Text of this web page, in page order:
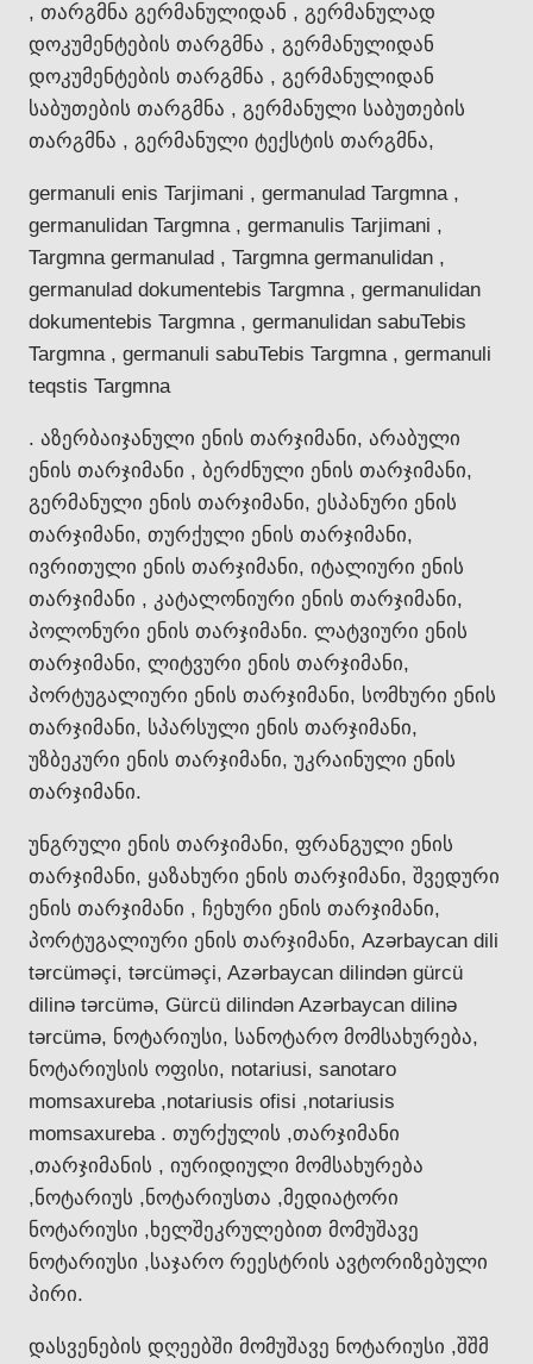
, თარგმნა გერმანულიდან , გერმანულად
დოკუმენტების თარგმნა , გერმანულიდან
დოკუმენტების თარგმნა , გერმანულიდან
საბუთების თარგმნა , გერმანული საბუთების
თარგმნა , გერმანული ტექსტის თარგმნა,
germanuli enis Tarjimani , germanulad Targmna ,
germanulidan Targmna , germanulis Tarjimani ,
Targmna germanulad , Targmna germanulidan ,
germanulad dokumentebis Targmna , germanulidan
dokumentebis Targmna , germanulidan sabuTebis
Targmna , germanuli sabuTebis Targmna , germanuli
teqstis Targmna
. აზერბაიჯანული ენის თარჯიმანი, არაბული
ენის თარჯიმანი , ბერძნული ენის თარჯიმანი,
გერმანული ენის თარჯიმანი, ესპანური ენის
თარჯიმანი, თურქული ენის თარჯიმანი,
ივრითული ენის თარჯიმანი, იტალიური ენის
თარჯიმანი , კატალონიური ენის თარჯიმანი,
პოლონური ენის თარჯიმანი. ლატვიური ენის
თარჯიმანი, ლიტვური ენის თარჯიმანი,
პორტუგალიური ენის თარჯიმანი, სომხური ენის
თარჯიმანი, სპარსული ენის თარჯიმანი,
უზბეკური ენის თარჯიმანი, უკრაინული ენის
თარჯიმანი.
უნგრული ენის თარჯიმანი, ფრანგული ენის
თარჯიმანი, ყაზახური ენის თარჯიმანი, შვედური
ენის თარჯიმანი , ჩეხური ენის თარჯიმანი,
პორტუგალიური ენის თარჯიმანი, Azərbaycan dili
tərcüməçi, tərcüməçi, Azərbaycan dilindən gürcü
dilinə tərcümə, Gürcü dilindən Azərbaycan dilinə
tərcümə, ნოტარიუსი, სანოტარო მომსახურება,
ნოტარიუსის ოფისი, notariusi, sanotaro
momsaxureba ,notariusis ofisi ,notariusis
momsaxureba . თურქულის ,თარჯიმანი
,თარჯიმანის , იურიდიული მომსახურება
,ნოტარიუს ,ნოტარიუსთა ,მედიატორი
ნოტარიუსი ,ხელშეკრულებით მომუშავე
ნოტარიუსი ,საჯარო რეესტრის ავტორიზებული
პირი.
დასვენების დღეებში მომუშავე ნოტარიუსი ,შშმ